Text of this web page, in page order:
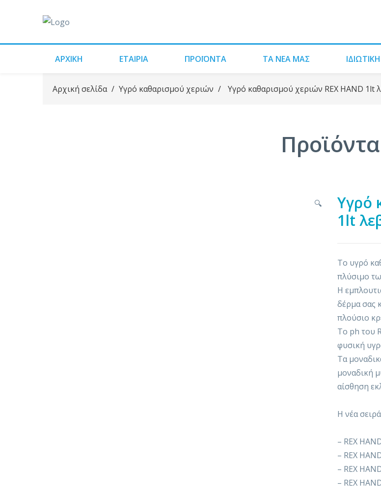
ΑΡΧΙΚΗ ΕΤΑΙΡΙΑ ΠΡΟΪΌΝΤΑ ΤΑ ΝΈΑ ΜΑΣ
Αρχική σελίδα / Υγρό καθαρισμού χεριών / Υγρό καθαρισμού χεριών REX HAND 1lt
Προϊόντα
🔍
Υγρό
1lt
Το υγρό
πλύσιμο
Η
δέρμα σας
πλούσιο
Το ph του
φυσική
Τα
μοναδική
αίσθηση
Η νέα
– REX
– REX
– REX
– REX